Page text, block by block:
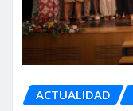
ACTUALIDAD